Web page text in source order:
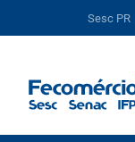
Sesc PR